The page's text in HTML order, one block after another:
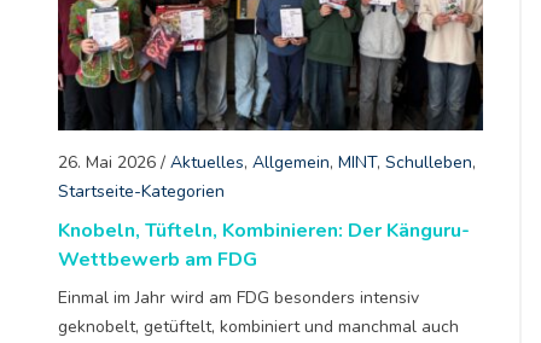
26. Mai 2026/ Aktuelles, Allgemein, MINT, Schulleben,
Startseite-Kategorien
Knobeln, Tüfteln, Kombinieren: Der Känguru-
Wettbewerb am FDG
Einmal im Jahr wird am FDG besonders intensiv
geknobelt, getüftelt, kombiniert und manchmal auch